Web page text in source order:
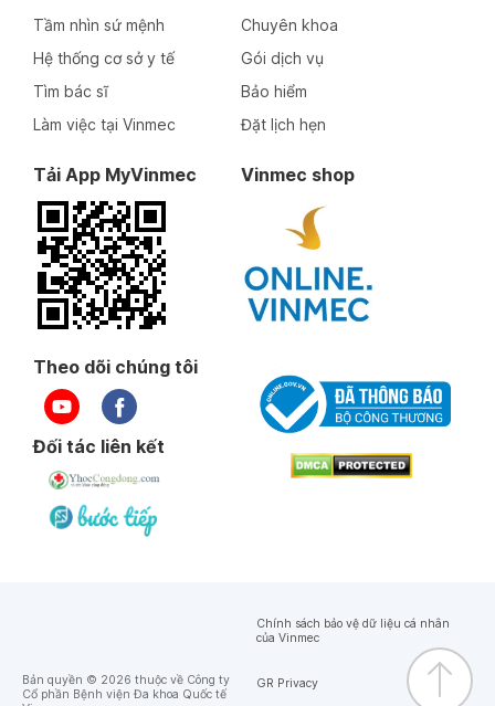
Tầm nhìn sứ mệnh
Hệ thống cơ sở y tế
Tìm bác sĩ
Làm việc tại Vinmec
Chuyên khoa
Gói dịch vụ
Bảo hiểm
Đặt lịch hẹn
Tải App MyVinmec Vinmec shop
Theo dõi chúng tôi
Đối tác liên kết
Bản quyền © 2026 thuộc về Công ty
Cổ phần Bệnh viện Đa khoa Quốc tế
Chính sách bảo vệ dữ liệu cá nhân
của Vinmec
GR Privacy